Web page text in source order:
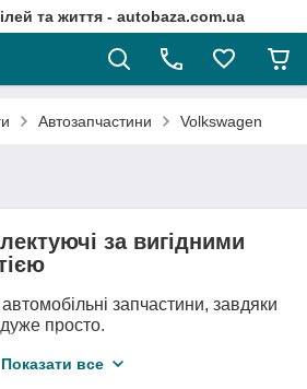
та життя - autobaza.com.ua
Автозапчастини Volkswagen
за вигідними
автомобільні запчастини, завдяки
просто.
Показати все